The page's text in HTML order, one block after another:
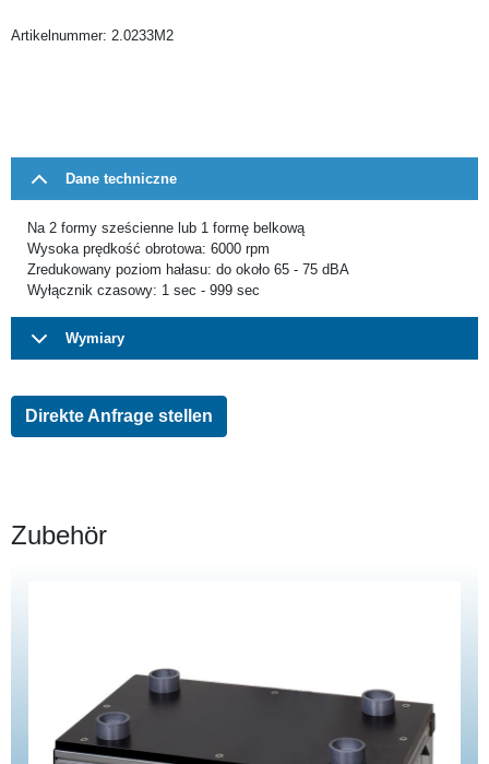
Artikelnummer: 2.0233M2
Dane techniczne
Na 2 formy sześcienne lub 1 formę belkową
Wysoka prędkość obrotowa: 6000 rpm
Zredukowany poziom hałasu: do około 65 - 75 dBA
Wyłącznik czasowy: 1 sec - 999 sec
Wymiary
Direkte Anfrage stellen
Zubehör